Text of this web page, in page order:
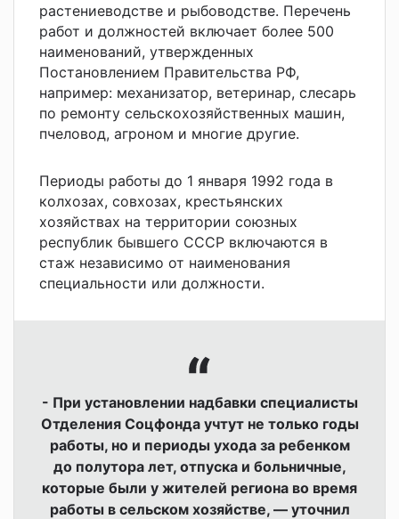
растениеводстве и рыбоводстве. Перечень
работ и должностей включает более 500
наименований, утвержденных
Постановлением Правительства РФ,
например: механизатор, ветеринар, слесарь
по ремонту сельскохозяйственных машин,
пчеловод, агроном и многие другие.
Периоды работы до 1 января 1992 года в
колхозах, совхозах, крестьянских
хозяйствах на территории союзных
республик бывшего СССР включаются в
стаж независимо от наименования
специальности или должности.
- При установлении надбавки специалисты
Отделения Соцфонда учтут не только годы
работы, но и периоды ухода за ребенком
до полутора лет, отпуска и больничные,
которые были у жителей региона во время
работы в сельском хозяйстве, — уточнил